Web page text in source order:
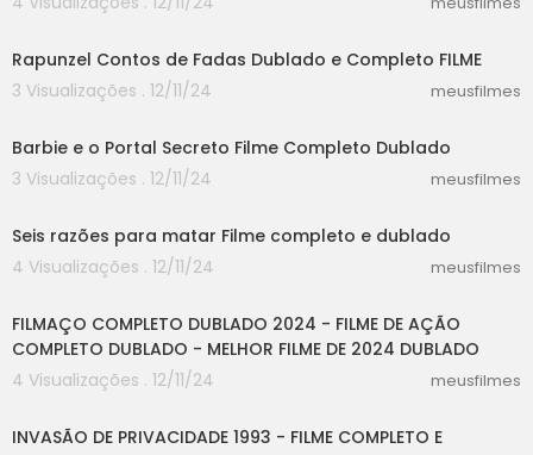
Rapunzel Contos de Fadas Dublado e Completo FILME
3 Visualizações . 12/11/24
meusfilmes
Barbie e o Portal Secreto Filme Completo Dublado
3 Visualizações . 12/11/24
meusfilmes
Seis razões para matar Filme completo e dublado
4 Visualizações . 12/11/24
meusfilmes
FILMAÇO COMPLETO DUBLADO 2024 - FILME DE AÇÃO
COMPLETO DUBLADO - MELHOR FILME DE 2024 DUBLADO
4 Visualizações . 12/11/24
meusfilmes
INVASÃO DE PRIVACIDADE 1993 - FILME COMPLETO E